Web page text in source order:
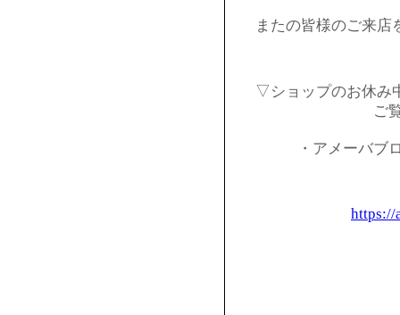
またの皆様のご来店
▽ショップのお休み
ご
・アメーバブ
https://